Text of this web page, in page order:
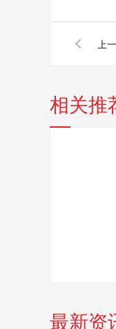
上
相关推
最新资